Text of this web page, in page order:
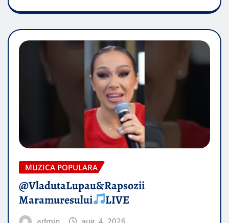
MUZICA POPULARA
@VladutaLupau&Rapsozii
Maramuresului
LIVE